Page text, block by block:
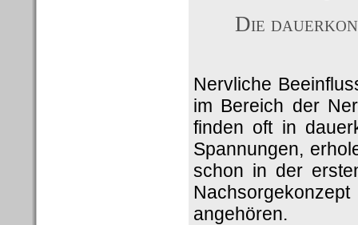
Die
Nervliche
im Bereich der
finden oft in
Spannungen,
schon in der
angehören.